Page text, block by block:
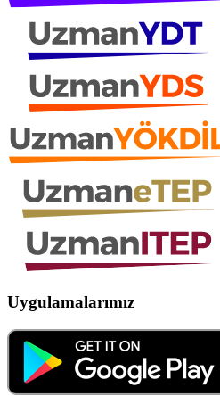
Uygulamalarımız